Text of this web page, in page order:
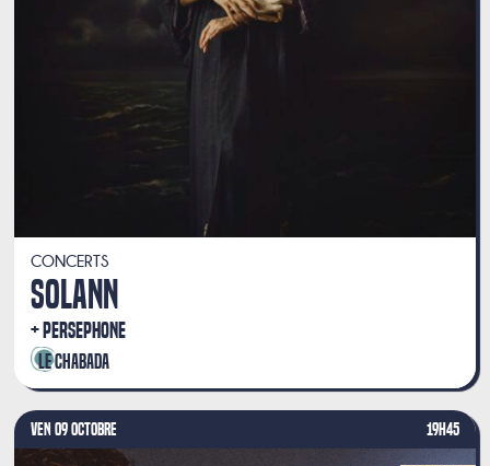
CONCERTS
SOLANN
PERSEPHONE
Le Chabada
VEN 09 OCTOBRE 19H45